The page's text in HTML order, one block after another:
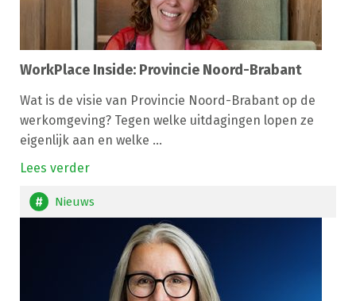
WorkPlace Inside: Provincie Noord-Brabant
Wat is de visie van Provincie Noord-Brabant op de
werkomgeving? Tegen welke uitdagingen lopen ze
eigenlijk aan en welke ...
Lees verder
Nieuws